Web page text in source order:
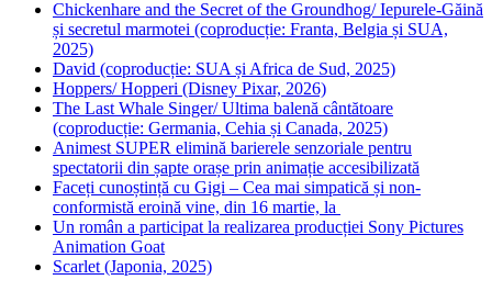
Chickenhare and the Secret of the Groundhog/ Iepurele-Găină
și secretul marmotei (coproducție: Franta, Belgia și SUA,
2025)
David (coproducție: SUA și Africa de Sud, 2025)
Hoppers/ Hopperi (Disney Pixar, 2026)
The Last Whale Singer/ Ultima balenă cântătoare
(coproducție: Germania, Cehia și Canada, 2025)
Animest SUPER elimină barierele senzoriale pentru
spectatorii din șapte orașe prin animație accesibilizată
Faceți cunoștință cu Gigi – Cea mai simpatică și non-
conformistă eroină vine, din 16 martie, la
Un român a participat la realizarea producției Sony Pictures
Animation Goat
Scarlet (Japonia, 2025)